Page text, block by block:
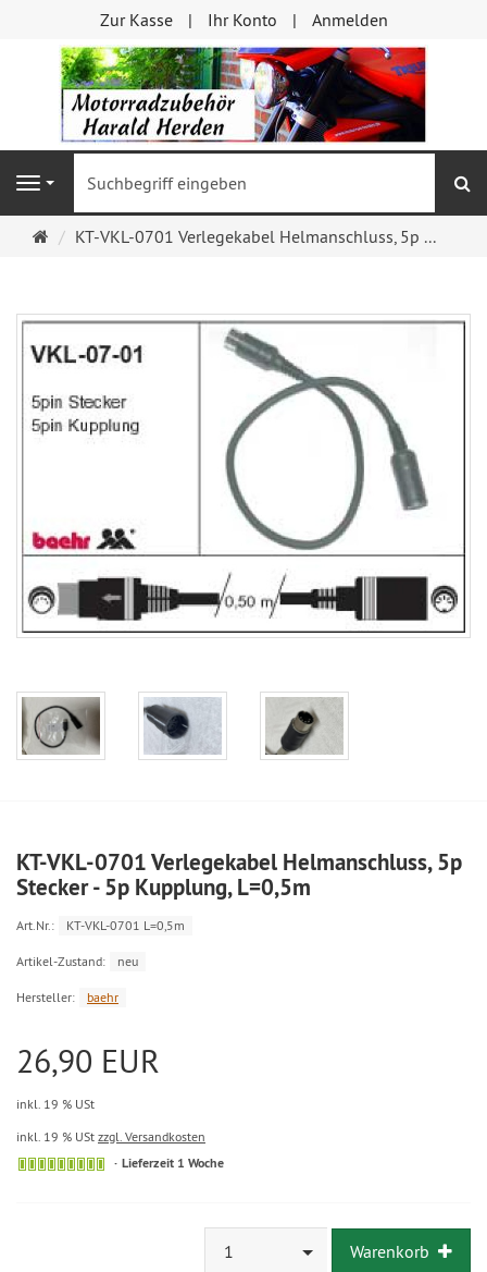
Zur Kasse Ihr Konto Anmelden
Navigation
Startseite
KT-VKL-0701 Verlegekabel Helmanschluss, 5p ...
KT-VKL-0701 Verlegekabel Helmanschluss, 5p
Stecker - 5p Kupplung, L=0,5m
Art.Nr.: KT-VKL-0701 L=0,5m
Artikel-Zustand: neu
Hersteller: baehr
26,90 EUR
inkl. 19 % USt
inkl. 19 % USt zzgl. Versandkosten
Sofort
Lieferzeit 1 Woche
1 Warenkorb